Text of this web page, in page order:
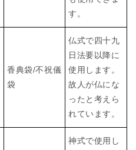
す。
香典袋/不祝儀
袋
仏式で四十九
日法要以降に
使用します。
故人が仏にな
ったと考えら
れています。
神式で使用し